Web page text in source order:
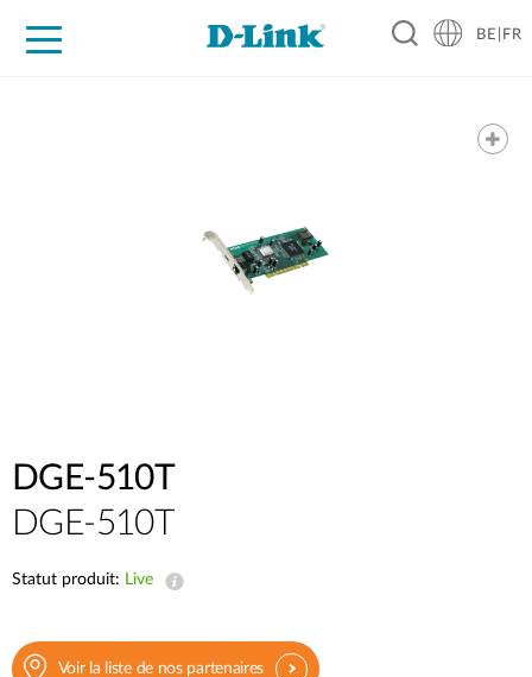
BE|FR
DGE-510T
DGE-510T
Statut produit: Live
Voir la liste de nos partenaires